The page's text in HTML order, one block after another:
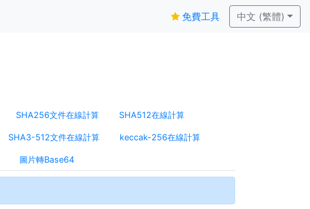
免費工具 中文 (繁體)
SHA256文件在線計算 SHA512在線計算
SHA3-512文件在線計算 keccak-256在線計算
圖片轉Base64